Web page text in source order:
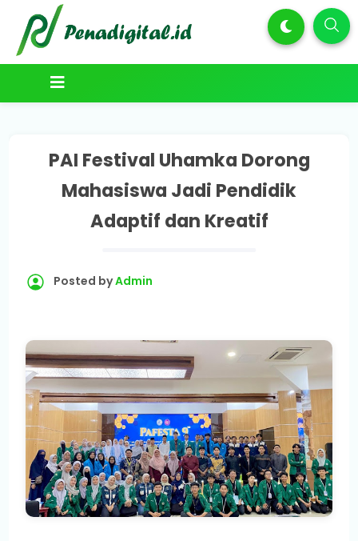
PAI Festival Uhamka Dorong
Mahasiswa Jadi Pendidik
Adaptif dan Kreatif
Posted byAdmin